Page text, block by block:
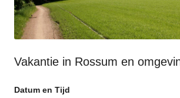
Vakantie in Rossum en
Datum en Tijd